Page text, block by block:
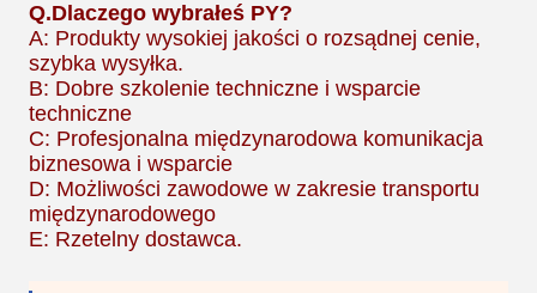
Q.Dlaczego wybrałeś PY?
A: Produkty wysokiej jakości o rozsądnej cenie,
szybka wysyłka.
B: Dobre szkolenie techniczne i wsparcie
techniczne
C: Profesjonalna międzynarodowa komunikacja
biznesowa i wsparcie
D: Możliwości zawodowe w zakresie transportu
międzynarodowego
E: Rzetelny dostawca.